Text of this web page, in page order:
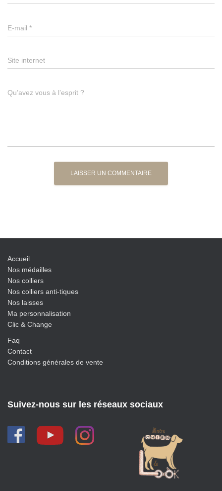
E-mail *
Site internet
Qu’avez vous à l’esprit ?
Accueil
Nos médailles
Nos colliers
Nos colliers anti-tiques
Nos laisses
Ma personnalisation
Clic & Change
Faq
Contact
Conditions générales de vente
Suivez-nous sur les réseaux sociaux